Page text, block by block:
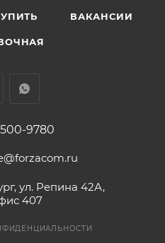
ВАКАНСИИ
9780
ул. Репина 42А,
407